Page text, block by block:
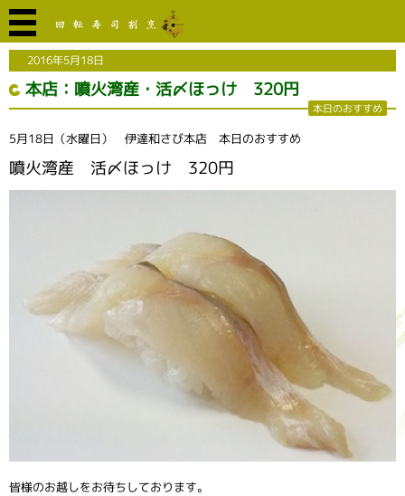
2016年5月18日
本店：噴火湾産・活〆ほっけ 320円
本日のおすすめ
5月18日（水曜日） 伊達和さび本店 本日のおすすめ
噴火湾産 活〆ほっけ 320円
皆様のお越しをお待ちしております。